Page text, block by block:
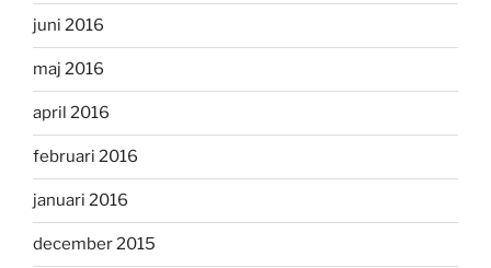
juni 2016
maj 2016
april 2016
februari 2016
januari 2016
december 2015